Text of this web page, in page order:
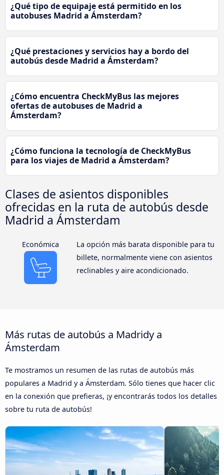
¿Qué tipo de equipaje está permitido en los
autobuses Madrid a Ámsterdam?
¿Qué prestaciones y servicios hay a bordo del
autobús desde Madrid a Ámsterdam?
¿Cómo encuentra CheckMyBus las mejores
ofertas de autobuses de Madrid a
Ámsterdam?
¿Cómo funciona la tecnología de CheckMyBus
para los viajes de Madrid a Ámsterdam?
Clases de asientos disponibles
ofrecidas en la ruta de autobús desde
Madrid a Ámsterdam
Económica
La opción más barata disponible para tu
billete, normalmente viene con asientos
reclinables y aire acondicionado.
Más rutas de autobús a Madridy a
Ámsterdam
Te mostramos un resumen de las rutas de autobús más
populares a Madrid y a Ámsterdam. Sólo tienes que hacer clic
en la conexión que prefieras, ¡y encontrarás todos los detalles
sobre tu ruta de autobús!